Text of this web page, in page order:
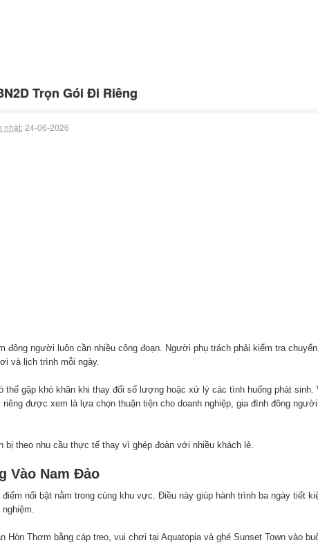
Trọn Gói Đi Riêng
nhật:24-06-2026
đông người luôn cần nhiều công đoạn. Người phụ trách phải kiểm tra
và lịch trình mỗi ngày.
thể gặp khó khăn khi thay đổi số lượng hoặc xử lý các tình huống phát sinh.
riêng được xem là lựa chọn thuận tiện cho doanh nghiệp, gia đình đông
theo nhu cầu thực tế thay vì ghép đoàn với nhiều khách lẻ.
Vào Nam Đảo
điểm nổi bật nằm trong cùng khu vực. Điều này giúp hành trình ba ngày tiết
Hòn Thơm bằng cáp treo, vui chơi tại Aquatopia và ghé Sunset Town vào